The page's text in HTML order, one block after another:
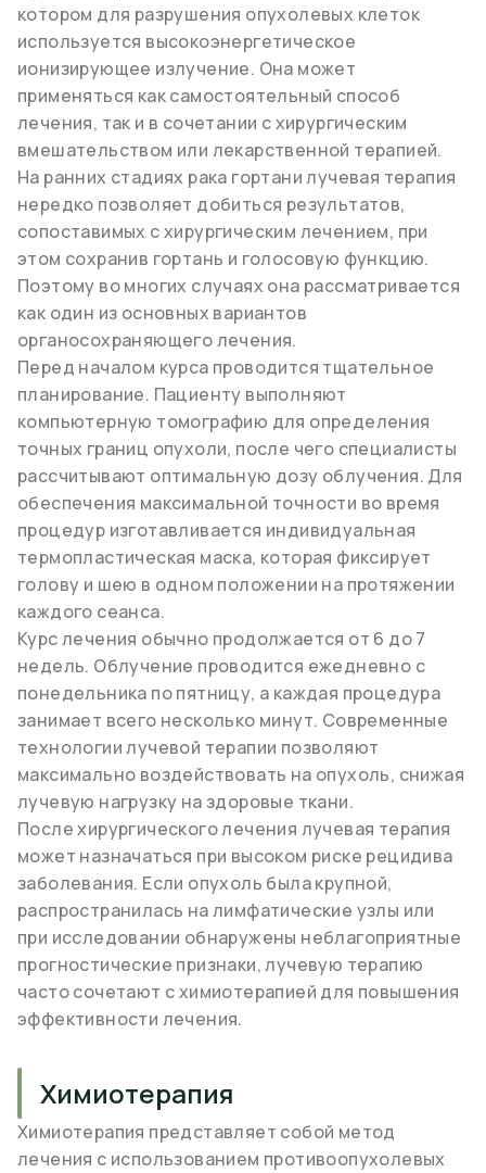
котором для разрушения опухолевых клеток
используется высокоэнергетическое
ионизирующее излучение. Она может
применяться как самостоятельный способ
лечения, так и в сочетании с хирургическим
вмешательством или лекарственной терапией.
На ранних стадиях рака гортани лучевая терапия
нередко позволяет добиться результатов,
сопоставимых с хирургическим лечением, при
этом сохранив гортань и голосовую функцию.
Поэтому во многих случаях она рассматривается
как один из основных вариантов
органосохраняющего лечения.
Перед началом курса проводится тщательное
планирование. Пациенту выполняют
компьютерную томографию для определения
точных границ опухоли, после чего специалисты
рассчитывают оптимальную дозу облучения. Для
обеспечения максимальной точности во время
процедур изготавливается индивидуальная
термопластическая маска, которая фиксирует
голову и шею в одном положении на протяжении
каждого сеанса.
Курс лечения обычно продолжается от 6 до 7
недель. Облучение проводится ежедневно с
понедельника по пятницу, а каждая процедура
занимает всего несколько минут. Современные
технологии лучевой терапии позволяют
максимально воздействовать на опухоль, снижая
лучевую нагрузку на здоровые ткани.
После хирургического лечения лучевая терапия
может назначаться при высоком риске рецидива
заболевания. Если опухоль была крупной,
распространилась на лимфатические узлы или
при исследовании обнаружены неблагоприятные
прогностические признаки, лучевую терапию
часто сочетают с химиотерапией для повышения
эффективности лечения.
Химиотерапия
Химиотерапия представляет собой метод
лечения с использованием противоопухолевых